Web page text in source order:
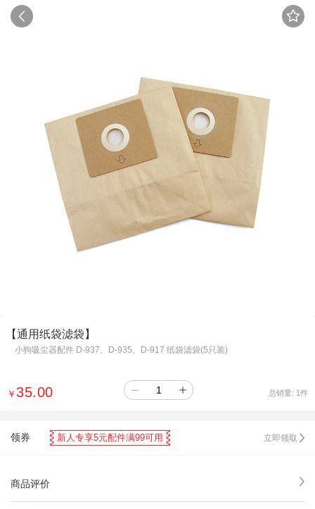
【通用纸袋滤袋】
小狗吸尘器配件 D-937、D-935、D-917 纸袋滤袋(5只装)
￥ 35.00 总销量: 1件
领券 新人专享5元配件满99可用 立即领取
商品评价